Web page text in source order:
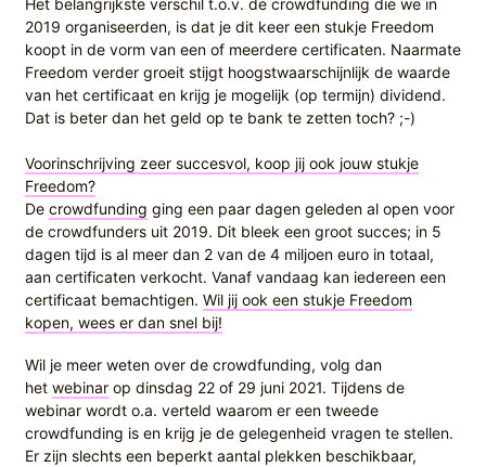
Het belangrijkste verschil t.o.v. de crowdfunding die we in
2019 organiseerden, is dat je dit keer een stukje Freedom
koopt in de vorm van een of meerdere certificaten. Naarmate
Freedom verder groeit stijgt hoogstwaarschijnlijk de waarde
van het certificaat en krijg je mogelijk (op termijn) dividend.
Dat is beter dan het geld op te bank te zetten toch? ;-)
Voorinschrijving zeer succesvol, koop jij ook jouw stukje
Freedom?
De crowdfunding ging een paar dagen geleden al open voor
de crowdfunders uit 2019. Dit bleek een groot succes; in 5
dagen tijd is al meer dan 2 van de 4 miljoen euro in totaal,
aan certificaten verkocht. Vanaf vandaag kan iedereen een
certificaat bemachtigen. Wil jij ook een stukje Freedom
kopen, wees er dan snel bij!
Wil je meer weten over de crowdfunding, volg dan
het webinar op dinsdag 22 of 29 juni 2021. Tijdens de
webinar wordt o.a. verteld waarom er een tweede
crowdfunding is en krijg je de gelegenheid vragen te stellen.
Er zijn slechts een beperkt aantal plekken beschikbaar,